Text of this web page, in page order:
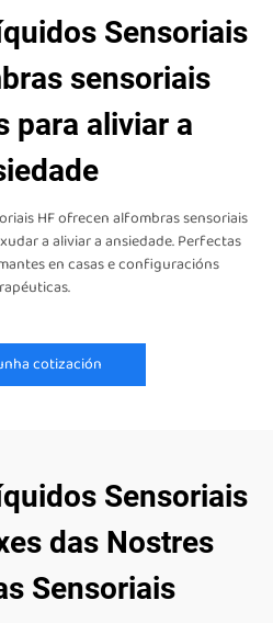
Sensoriais
sensoriais
para aliviar a
HF ofrecen alfombras sensoriais
a aliviar a ansiedade. Perfectas
en casas e configuracións
cotización
Sensoriais
das Nostres
Sensoriais